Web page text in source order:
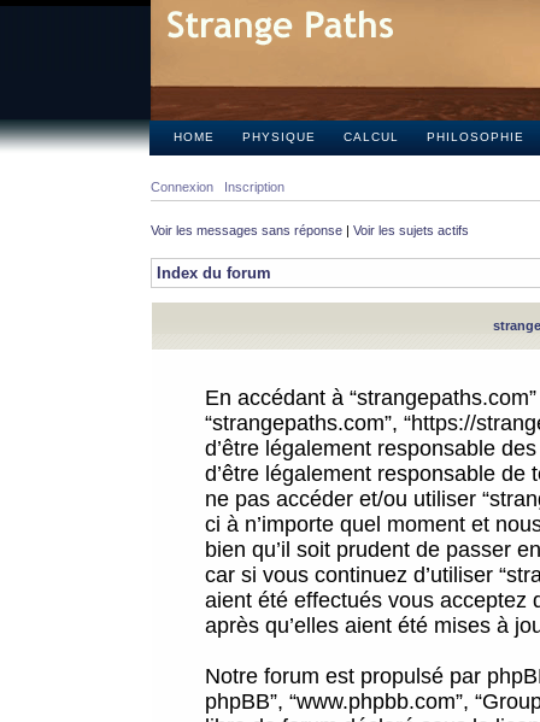
HOME PHYSIQUE CALCUL PHILOSOPHIE
Connexion Inscription
Voir les messages sans réponse | Voir les sujets actifs
Index du forum
En accédant à
“strangepaths.com”, “https://
d’être légalement responsable
d’être légalement responsable
ne pas accéder et/ou utiliser
ci à n’importe quel moment et
bien qu’il soit prudent de passer
car si vous continuez d’utiliser
aient été effectués vous acceptez
après qu’elles aient été mises à
Notre forum est propulsé par
phpBB”, “www.phpbb.com”,